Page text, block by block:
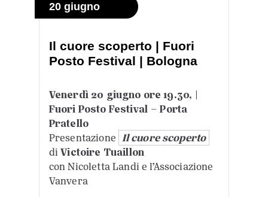
20 giugno
Il cuore scoperto | Fuori
Posto Festival | Bologna
Venerdì 20 giugno ore 19.30, |
Fuori Posto Festival – Porta
Pratello
Presentazione Il cuore scoperto
diVictoire Tuaillon
con Nicoletta Landi e l’Associazione
Vanvera